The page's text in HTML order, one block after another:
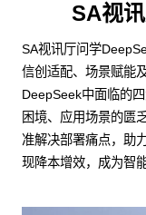
SA视
SA视讯厅问学
信创适配、场景赋能
DeepSeek中面临的
困境、应用场景的匮
准解决部署痛点，助
现降本增效，成为智